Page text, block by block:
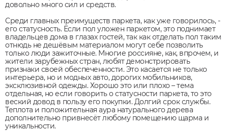
довольно много сил и средств.
Среди главных преимуществ паркета, как уже говорилось, -
его статусность. Если пол уложен паркетом, это поднимает
владельцев дома в глазах гостей, так как отделать пол таким
отнюдь не дешёвым материалом могут себе позволить
только люди зажиточные. Многие россияне, как, впрочем, и
жители зарубежных стран, любят демонстрировать
признаки своей обеспеченности. Это касается не только
интерьера, но и модных авто, дорогих мобильников,
эксклюзивной одежды. Хорошо это или плохо – тема
отдельная, но если говорить о статусности паркета, то это
веский довод в пользу его покупки. Долгий срок службы.
Теплота и положительная аура натурального дерева
дополнительно привнесёт любому помещению щарма и
уникальности.